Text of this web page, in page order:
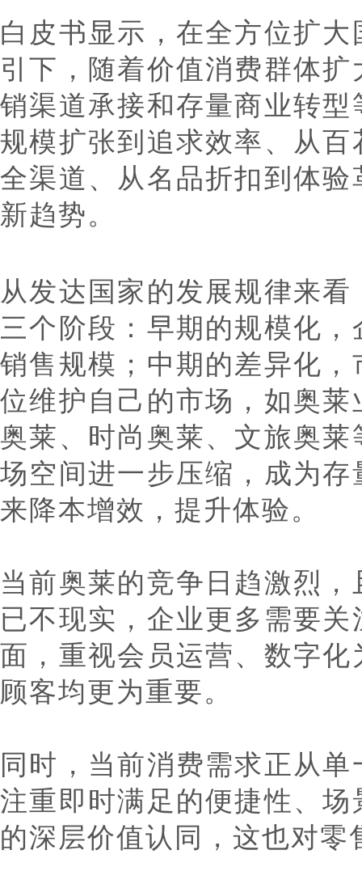
白皮书显示，在全方位扩
引下，随着价值消费群体
销渠道承接和存量商业转
规模扩张到追求效率、从
全渠道、从名品折扣到体
新趋势。
从发达国家的发展规律来
三个阶段：早期的规模化
销售规模；中期的差异化
位维护自己的市场，如奥
奥莱、时尚奥莱、文旅奥
场空间进一步压缩，成为
来降本增效，提升体验。
当前奥莱的竞争日趋激烈
已不现实，企业更多需要
面，重视会员运营、数字
顾客均更为重要。
同时，当前消费需求正从
注重即时满足的便捷性、
的深层价值认同，这也对